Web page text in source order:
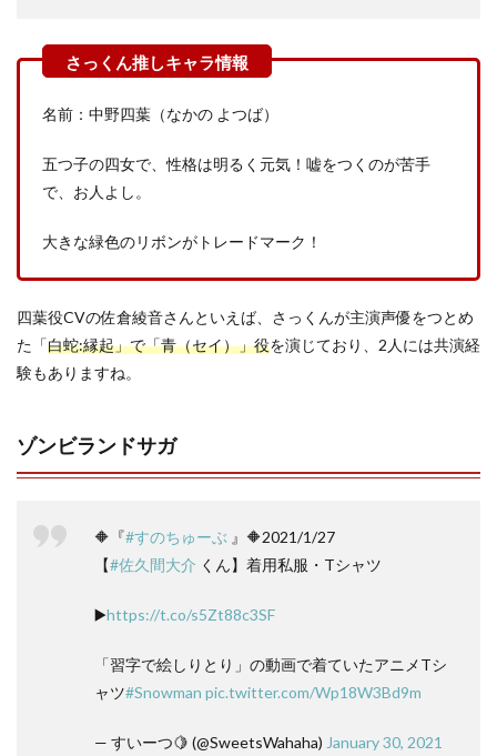
名前：中野四葉（なかの よつば）
五つ子の四女で、性格は明るく元気！嘘をつくのが苦手
で、お人よし。
大きな緑色のリボンがトレードマーク！
四葉役CVの佐倉綾音さんといえば、さっくんが主演声優をつとめ
た「白蛇:縁起」で「青（セイ）」役を演じており、2人には共演経
験もありますね。
ゾンビランドサガ
🔶『#すのちゅーぶ 』🔶2021/1/27
【#佐久間大介 くん】着用私服・Tシャツ
▶️https://t.co/s5Zt88c3SF
「習字で絵しりとり」の動画で着ていたアニメTシ
ャツ#Snowman pic.twitter.com/Wp18W3Bd9m
— すいーつ🍋 (@SweetsWahaha) January 30, 2021